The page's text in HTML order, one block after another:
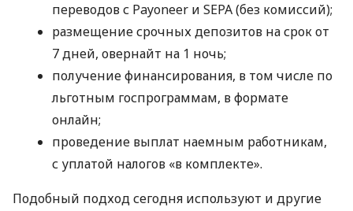
переводов с Payoneer и SEPA (без комиссий);
размещение срочных депозитов на срок от
7 дней, овернайт на 1 ночь;
получение финансирования, в том числе по
льготным госпрограммам, в формате
онлайн;
проведение выплат наемным работникам,
с уплатой налогов «в комплекте».
Подобный подход сегодня используют и другие